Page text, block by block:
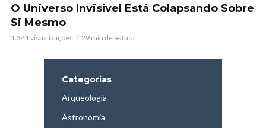
O Universo Invisível Está Colapsando Sobre
Si Mesmo
1.341 visualizações 29 min de leitura
Categorias
Arqueologia
Astronomia